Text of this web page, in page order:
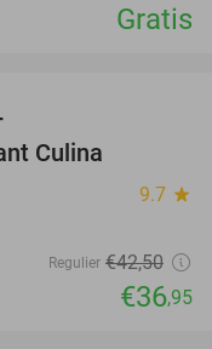
Gratis
Culina
9.7 star
Regulier €42,50
€36,95